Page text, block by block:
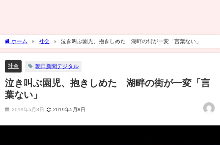
ホーム 社会 泣き叫ぶ園児、抱きしめた 湖畔の街が一変「言葉ない」
社会 朝日新聞デジタル
泣き叫ぶ園児、抱きしめた 湖畔の街が一変「言
葉ない」
2019年5月8日 2019年5月8日